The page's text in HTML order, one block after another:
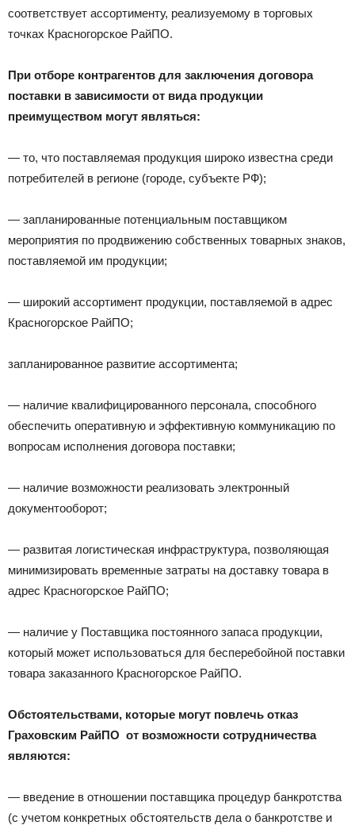
соответствует ассортименту, реализуемому в торговых
точках Красногорское РайПО.
При отборе контрагентов для заключения договора
поставки в зависимости от вида продукции
преимуществом могут являться:
— то, что поставляемая продукция широко известна среди
потребителей в регионе (городе, субъекте РФ);
— запланированные потенциальным поставщиком
мероприятия по продвижению собственных товарных знаков,
поставляемой им продукции;
— широкий ассортимент продукции, поставляемой в адрес
Красногорское РайПО;
запланированное развитие ассортимента;
— наличие квалифицированного персонала, способного
обеспечить оперативную и эффективную коммуникацию по
вопросам исполнения договора поставки;
— наличие возможности реализовать электронный
документооборот;
— развитая логистическая инфраструктура, позволяющая
минимизировать временные затраты на доставку товара в
адрес Красногорское РайПО;
— наличие у Поставщика постоянного запаса продукции,
который может использоваться для бесперебойной поставки
товара заказанного Красногорское РайПО.
Обстоятельствами, которые могут повлечь отказ
Граховским РайПО от возможности сотрудничества
являются:
— введение в отношении поставщика процедур банкротства
(с учетом конкретных обстоятельств дела о банкротстве и